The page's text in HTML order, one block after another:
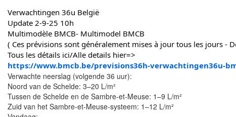
Verwachtingen 36u België
Update 2-9-25 10h
Multimodèle BMCB- Multimodel BMCB
( Ces prévisions sont généralement mises à jour tous les jours -
Tous les détails ici/Alle details hier=>
https://www.bmcb.be/previsions36h-verwachtingen36u-
Verwachte neerslag (volgende 36 uur):
Noord van de Schelde: 3–20 L/m²
Tussen de Schelde en de Sambre-et-Meuse: 1–9 L/m²
Zuid van het Sambre-et-Meuse-systeem: 1–12 L/m²